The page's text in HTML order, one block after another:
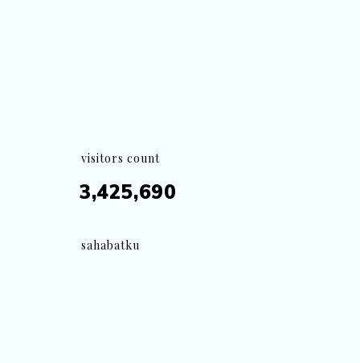
visitors count
3,425,690
sahabatku